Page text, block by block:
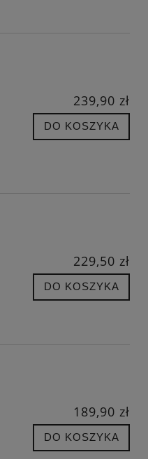
239,90 zł
DO KOSZYKA
229,50 zł
DO KOSZYKA
189,90 zł
DO KOSZYKA